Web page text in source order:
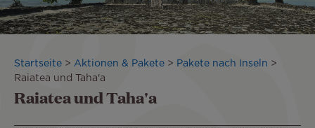
Pfadnavigation
Startseite Aktionen & Pakete
Pakete nach Inseln
Raiatea und Taha'a
Raiatea und Taha'a